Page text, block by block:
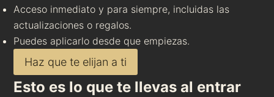
Acceso inmediato y para siempre, incluidas las
actualizaciones o regalos.
Puedes aplicarlo desde que empiezas.
Haz que te elijan a ti
Esto es lo que te llevas al entrar